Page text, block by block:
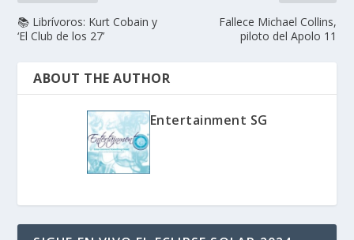
📚 Librívoros: Kurt Cobain y
‘El Club de los 27’
Fallece Michael Collins,
piloto del Apolo 11
ABOUT THE AUTHOR
Entertainment SG